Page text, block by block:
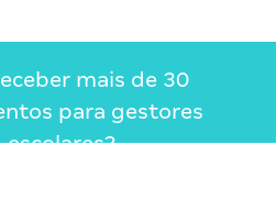
mais de 30
para gestores
escolares?